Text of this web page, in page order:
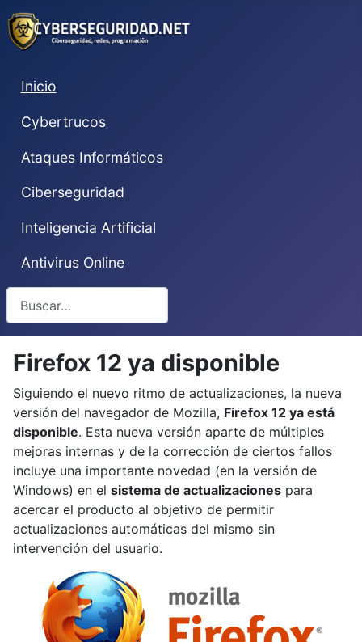
Inicio
Cybertrucos
Ataques Informáticos
Ciberseguridad
Inteligencia Artificial
Antivirus Online
Firefox 12 ya disponible
Siguiendo el nuevo ritmo de actualizaciones, la nueva
versión del navegador de Mozilla, Firefox 12 ya está
disponible. Esta nueva versión aparte de múltiples
mejoras internas y de la corrección de ciertos fallos
incluye una importante novedad (en la versión de
Windows) en el sistema de actualizaciones para
acercar el producto al objetivo de permitir
actualizaciones automáticas del mismo sin
intervención del usuario.